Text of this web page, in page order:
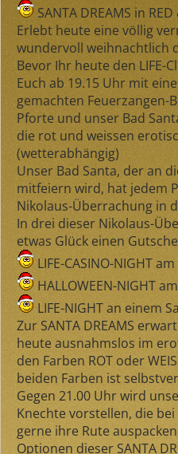
SANTA DREAMS in RED
Erlebt heute eine völlig
wundervoll weihnachtlich
Bevor Ihr heute den LIFE-
Euch ab 19.15 Uhr mit
gemachten Feuerzangen-
Pforte und unser Bad
die rot und weissen
(wetterabhängig)
Unser Bad Santa, der an
mitfeiern wird, hat jedem
Nikolaus-Überrachung in
In drei dieser Nikolaus-
etwas Glück einen
LIFE-CASINO-NIGHT
HALLOWEEN-NIGHT
LIFE-NIGHT an einem
Zur SANTA DREAMS
heuteausnahmslos im
den Farben ROT oder
beiden Farben ist
Gegen 21.00 Uhr wird
Knechte vorstellen, die
gerne ihre Rute
Optionen dieser SANTA